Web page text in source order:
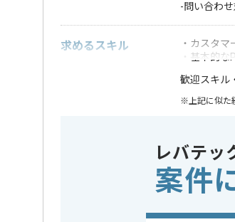
-問い合わ
求めるスキル
・カスタマ
・基本的な
歓迎スキル
※上記に似た
レバテッ
案件